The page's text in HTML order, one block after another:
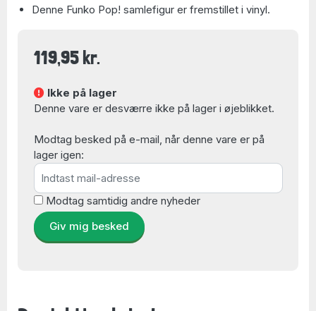
Denne Funko Pop! samlefigur er fremstillet i vinyl.
119,95 kr.
Ikke på lager
Denne vare er desværre ikke på lager i øjeblikket.
Modtag besked på e-mail, når denne vare er på
lager igen:
Modtag samtidig andre nyheder
Giv mig besked